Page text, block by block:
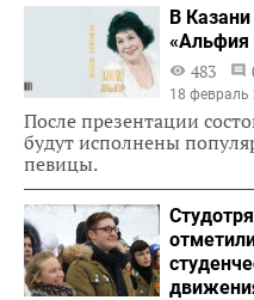
В Казани
«Альфия
483
18 февраль
После презентации
будут исполнены
певицы.